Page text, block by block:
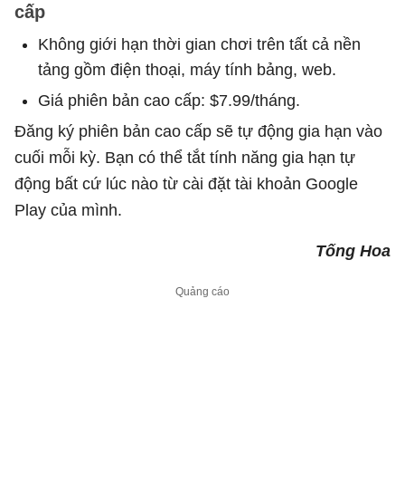
cấp
Không giới hạn thời gian chơi trên tất cả nền
tảng gồm điện thoại, máy tính bảng, web.
Giá phiên bản cao cấp: $7.99/tháng.
Đăng ký phiên bản cao cấp sẽ tự động gia hạn vào
cuối mỗi kỳ. Bạn có thể tắt tính năng gia hạn tự
động bất cứ lúc nào từ cài đặt tài khoản Google
Play của mình.
Tống Hoa